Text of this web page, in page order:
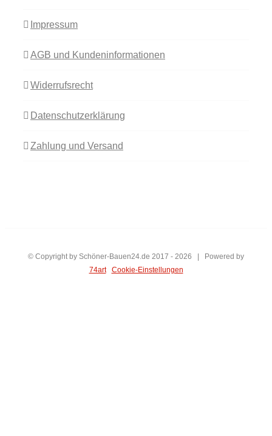
Impressum
AGB und Kundeninformationen
Widerrufsrecht
Datenschutzerklärung
Zahlung und Versand
© Copyright by Schöner-Bauen24.de 2017 - 2026 | Powered by
74art
Cookie-Einstellungen